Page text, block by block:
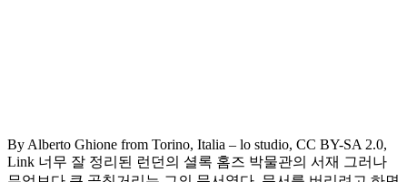
By Alberto Ghione from Torino, Italia – lo studio, CC BY-SA 2.0,
Link 너무 잘 정리된 런던의 셜록 홈즈 박물관의 서재 그러나